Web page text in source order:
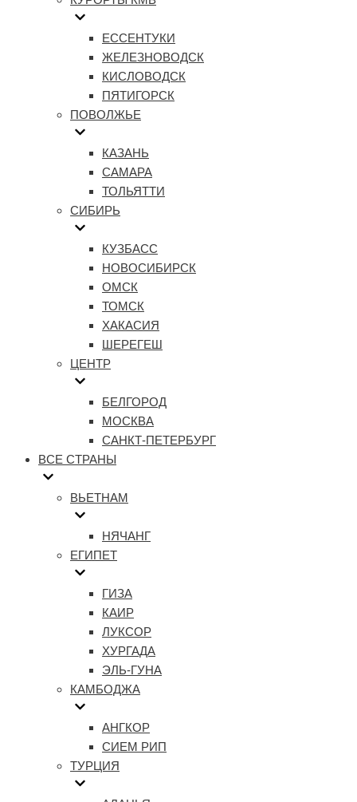
ЕССЕНТУКИ
ЖЕЛЕЗНОВОДСК
КИСЛОВОДСК
ПЯТИГОРСК
ПОВОЛЖЬЕ
КАЗАНЬ
САМАРА
ТОЛЬЯТТИ
СИБИРЬ
КУЗБАСС
НОВОСИБИРСК
ОМСК
ТОМСК
ХАКАСИЯ
ШЕРЕГЕШ
ЦЕНТР
БЕЛГОРОД
МОСКВА
САНКТ-ПЕТЕРБУРГ
ВСЕ СТРАНЫ
ВЬЕТНАМ
НЯЧАНГ
ЕГИПЕТ
ГИЗА
КАИР
ЛУКСОР
ХУРГАДА
ЭЛЬ-ГУНА
КАМБОДЖА
АНГКОР
СИЕМ РИП
ТУРЦИЯ